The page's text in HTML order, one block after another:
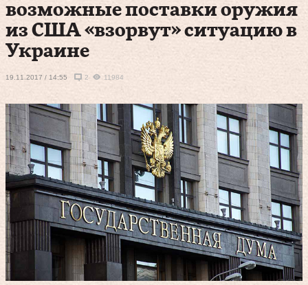
возможные поставки оружия
из США «взорвут» ситуацию в
Украине
19.11.2017 / 14:55 2 11984